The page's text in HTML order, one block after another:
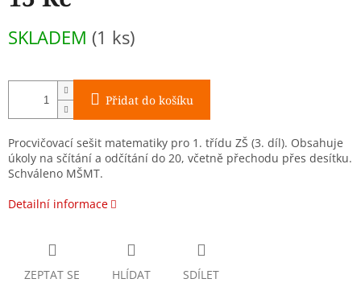
cena:
SKLADEM (1 ks)
Přidat do košíku
Procvičovací sešit matematiky pro 1. třídu ZŠ (3. díl). Obsahuje
úkoly na sčítání a odčítání do 20, včetně přechodu přes desítku.
Schváleno MŠMT.
Detailní informace
ZEPTAT SE HLÍDAT SDÍLET